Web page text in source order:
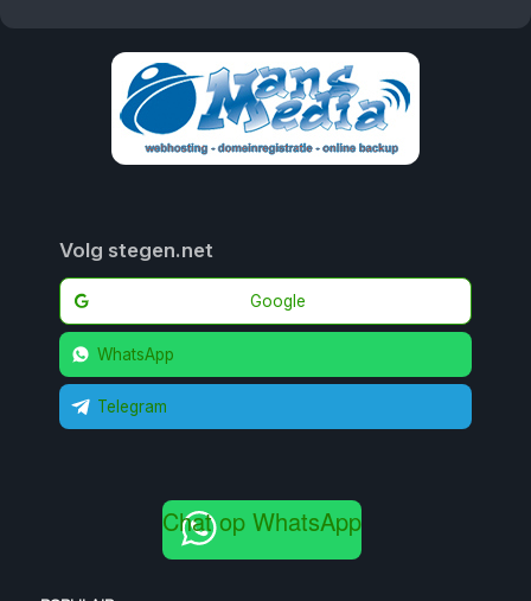
Volg stegen.net
Google
WhatsApp
Telegram
Chat op WhatsApp